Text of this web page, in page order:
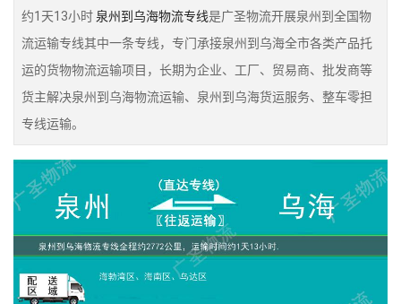
约1天13小时 泉州到乌海物流专线是广圣物流开展泉州到全国物
流运输专线其中一条专线，专门承接泉州到乌海全市各类产品托
运的货物物流运输项目，长期为企业、工厂、贸易商、批发商等
货主解决泉州到乌海物流运输、泉州到乌海货运服务、整车零担
专线运输。